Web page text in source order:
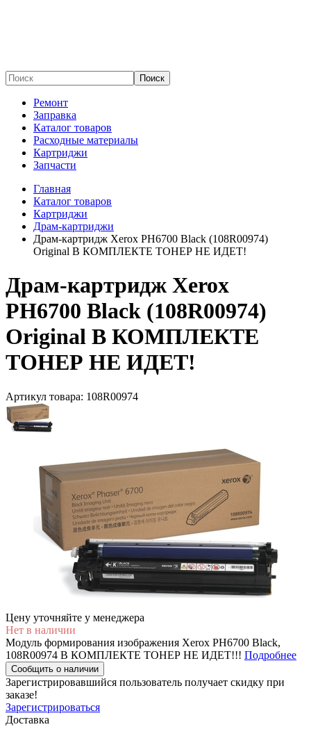
Поиск
Ремонт
Заправка
Каталог товаров
Расходные материалы
Картриджи
Запчасти
Главная
Каталог товаров
Картриджи
Драм-картриджи
Драм-картридж Xerox PH6700 Black (108R00974)
Original В КОМПЛЕКТЕ ТОНЕР НЕ ИДЕТ!
Драм-картридж Xerox
PH6700 Black (108R00974)
Original В КОМПЛЕКТЕ
ТОНЕР НЕ ИДЕТ!
Артикул товара: 108R00974
Цену уточняйте у менеджера
Нет в наличии
Модуль формирования изображения Xerox PH6700 Black,
108R00974 В КОМПЛЕКТЕ ТОНЕР НЕ ИДЕТ!!! Подробнее
Сообщить о наличии
Зарегистрировавшийся пользователь получает скидку при
заказе!
Зарегистрироваться
Доставка